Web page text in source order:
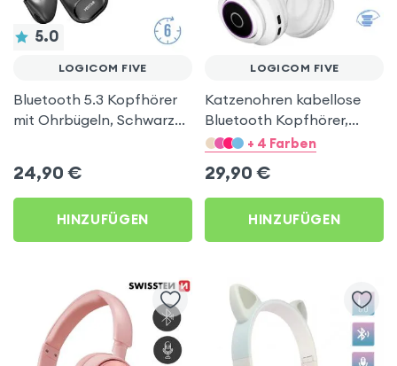
5.0
LOGICOM FIVE
Bluetooth 5.3 Kopfhörer
mit Ohrbügeln, Schwarz
24,90 €
HINZUFÜGEN
LOGICOM FIVE
Katzenohren kabellose
Bluetooth Kopfhörer,
Kitty Headset – Weiß für
+ 4 Farben
29,90 €
HINZUFÜGEN